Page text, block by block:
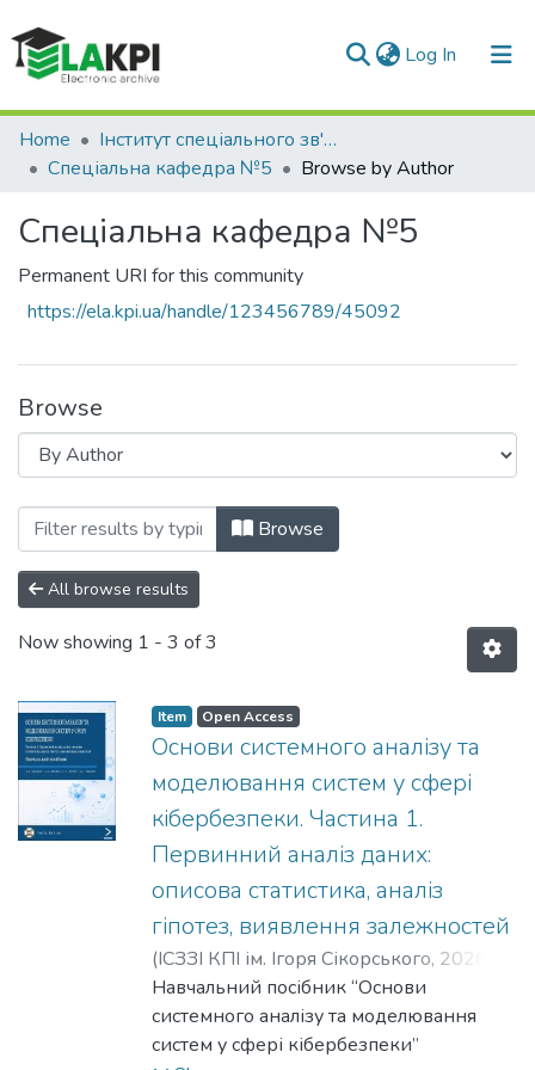
Log In (current)
Communities & Collections
All of DSpace
Home
Інститут спеціального зв'язку та захисту інформації (ІСЗЗІ)
Спеціальна кафедра №5
Browse by Author
Спеціальна кафедра №5
Permanent URI for this community
https://ela.kpi.ua/handle/123456789/45092
Browse
Browsing Спеціальна кафедра №5 by
Browse
All browse results
Now showing 1 - 3 of 3
Item Open Access
Основи системного аналізу та
моделювання систем у сфері
кібербезпеки. Частина 1.
Первинний аналіз даних:
описова статистика, аналіз
гіпотез, виявлення залежностей
(ІСЗЗІ КПІ ім. Ігоря Сікорського, 2026
Шарадкін, Дмитро Михайлович
Микитюк, Артем В’ячеславович;Петров,
Станіслав Геннадійович;Міночкін,
Навчальний посібник “Основи
системного аналізу та моделювання
систем у сфері кібербезпеки”